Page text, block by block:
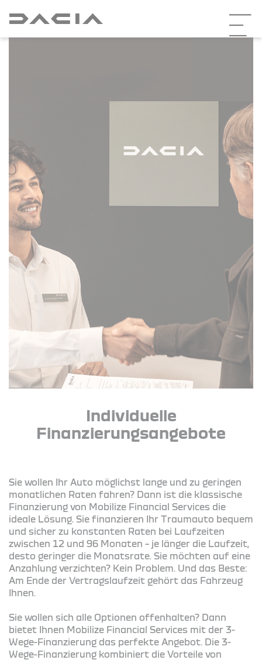
Individuelle
Finanzierungsangebote
Sie wollen Ihr Auto möglichst lange und zu geringen
monatlichen Raten fahren? Dann ist die klassische
Finanzierung von Mobilize Financial Services die
ideale Lösung. Sie finanzieren Ihr Traumauto bequem
und sicher zu konstanten Raten bei Laufzeiten
zwischen 12 und 96 Monaten – je länger die Laufzeit,
desto geringer die Monatsrate. Sie möchten auf eine
Anzahlung verzichten? Kein Problem. Und das Beste:
Am Ende der Vertragslaufzeit gehört das Fahrzeug
Ihnen.
Sie wollen sich alle Optionen offenhalten? Dann
bietet Ihnen Mobilize Financial Services mit der 3-
Wege-Finanzierung das perfekte Angebot. Die 3-
Wege-Finanzierung kombiniert die Vorteile von